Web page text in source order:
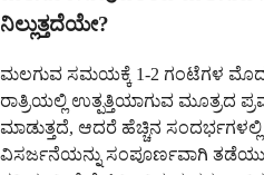
ನಿಲ್ಲುತ್ತದೆಯೇ?
ಮಲಗುವ ಸಮಯಕ್ಕೆ 1-2 ಗಂಟೆಗಳ
ರಾತ್ರಿಯಲ್ಲಿ ಉತ್ಪತ್ತಿಯಾಗುವ ಮೂತ್ರದ
ಮಾಡುತ್ತದೆ, ಆದರೆ ಹೆಚ್ಚಿನ
ವಿಸರ್ಜನೆಯನ್ನು ಸಂಪೂರ್ಣವಾಗಿ